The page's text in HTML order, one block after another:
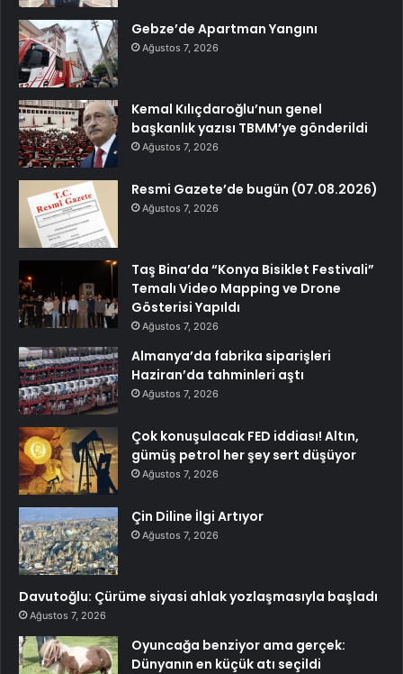
Gebze’de Apartman Yangını
Ağustos 7, 2026
Kemal Kılıçdaroğlu’nun genel
başkanlık yazısı TBMM’ye gönderildi
Ağustos 7, 2026
Resmi Gazete’de bugün (07.08.2026)
Ağustos 7, 2026
Taş Bina’da “Konya Bisiklet Festivali”
Temalı Video Mapping ve Drone
Gösterisi Yapıldı
Ağustos 7, 2026
Almanya’da fabrika siparişleri
Haziran’da tahminleri aştı
Ağustos 7, 2026
Çok konuşulacak FED iddiası! Altın,
gümüş petrol her şey sert düşüyor
Ağustos 7, 2026
Çin Diline İlgi Artıyor
Ağustos 7, 2026
Davutoğlu: Çürüme siyasi ahlak yozlaşmasıyla başladı
Ağustos 7, 2026
Oyuncağa benziyor ama gerçek:
Dünyanın en küçük atı seçildi